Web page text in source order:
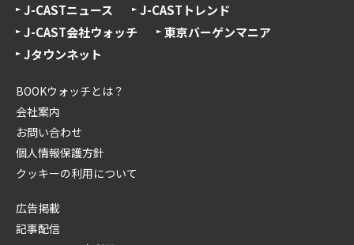
J-CASTニュース
J-CASTトレンド
J-CAST会社ウォッチ
東京バーゲンマニア
Jタウンネット
BOOKウォッチとは？
会社案内
お問い合わせ
個人情報保護方針
クッキーの利用について
広告掲載
記事配信